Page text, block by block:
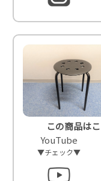
この商品は
YouTube
▼チェック▼